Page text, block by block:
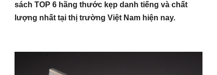
sách TOP 6 hãng thước kẹp danh tiếng và chất
lượng nhất tại thị trường Việt Nam hiện nay.